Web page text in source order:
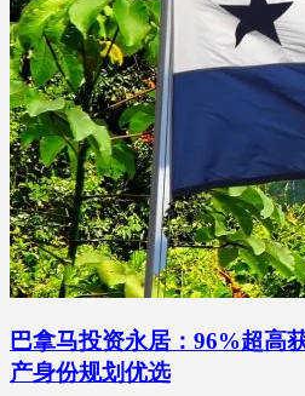
巴拿马投资永居：96%超高
产身份规划优选